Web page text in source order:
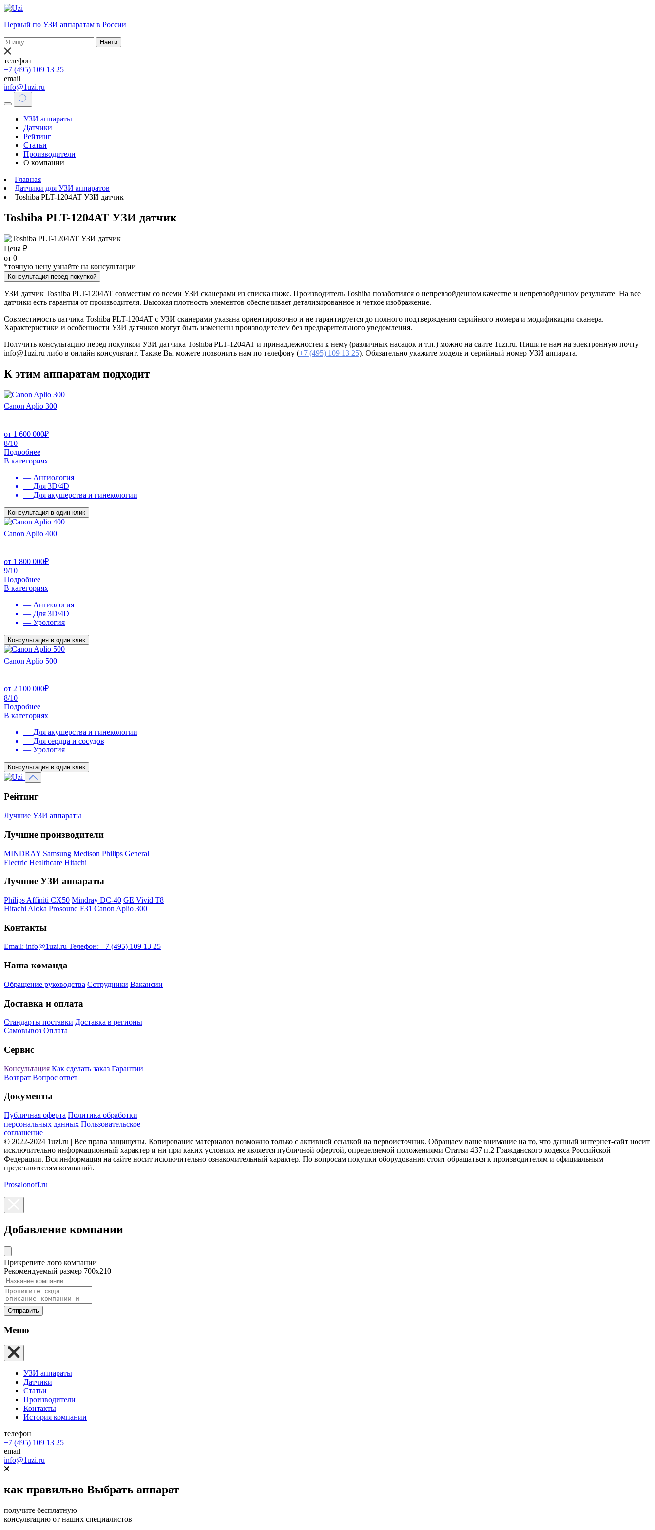
Первый по УЗИ аппаратам в России
Найти
телефон
+7 (495) 109 13 25
email
info@1uzi.ru
УЗИ аппараты
Датчики
Рейтинг
Статьи
Производители
О компании
Главная
Датчики для УЗИ аппаратов
Toshiba PLT-1204AT УЗИ датчик
Toshiba PLT-1204AT УЗИ датчик
Цена ₽
от 0
*точную цену узнайте на консультации
Консультация перед покупкой
УЗИ датчик Toshiba PLT-1204AT совместим со всеми УЗИ сканерами из списка ниже. Производитель Toshiba позаботился о непревзойденном качестве и непревзойденном результате. На все
датчики есть гарантия от производителя. Высокая плотность элементов обеспечивает детализированное и четкое изображение.
Совместимость датчика Toshiba PLT-1204AT с УЗИ сканерами указана ориентировочно и не гарантируется до полного подтверждения серийного номера и модификации сканера.
Характеристики и особенности УЗИ датчиков могут быть изменены производителем без предварительного уведомления.
Получить консультацию перед покупкой УЗИ датчика Toshiba PLT-1204AT и принадлежностей к нему (различных насадок и т.п.) можно на сайте 1uzi.ru. Пишите нам на электронную почту
info@1uzi.ru либо в онлайн консультант. Также Вы можете позвонить нам по телефону (+7 (495) 109 13 25). Обязательно укажите модель и серийный номер УЗИ аппарата.
К этим аппаратам подходит
Canon Aplio 300
от 1 600 000₽
8/10
Подробнее
В категориях
— Ангиология
— Для 3D/4D
— Для акушерства и гинекологии
Консультация в один клик
Canon Aplio 400
от 1 800 000₽
9/10
Подробнее
В категориях
— Ангиология
— Для 3D/4D
— Урология
Консультация в один клик
Canon Aplio 500
от 2 100 000₽
8/10
Подробнее
В категориях
— Для акушерства и гинекологии
— Для сердца и сосудов
— Урология
Консультация в один клик
Рейтинг
Лучшие УЗИ аппараты
Лучшие производители
MINDRAY Samsung Medison Philips General
Electric Healthcare Hitachi
Лучшие УЗИ аппараты
Philips Affiniti CX50 Mindray DC-40 GE Vivid T8
Hitachi Aloka Prosound F31 Canon Aplio 300
Контакты
Email: info@1uzi.ru Телефон: +7 (495) 109 13 25
Наша команда
Обращение руководства Сотрудники Вакансии
Доставка и оплата
Стандарты поставки Доставка в регионы
Самовывоз Оплата
Сервис
Консультация Как сделать заказ Гарантии
Возврат Вопрос ответ
Документы
Публичная оферта Политика обработки
персональных данных Пользовательское
соглашение
© 2022-2024 1uzi.ru | Все права защищены. Копирование материалов возможно только с активной ссылкой на первоисточник. Обращаем ваше внимание на то, что данный интернет-сайт носит
исключительно информационный характер и ни при каких условиях не является публичной офертой, определяемой положениями Статьи 437 п.2 Гражданского кодекса Российской
Федерации. Вся информация на сайте носит исключительно ознакомительный характер. По вопросам покупки оборудования стоит обращаться к производителям и официальным
представителям компаний.
Prosalonoff.ru
Добавление компании
Прикрепите лого компании
Рекомендуемый размер 700х210
Отправить
Меню
УЗИ аппараты
Датчики
Статьи
Производители
Контакты
История компании
телефон
+7 (495) 109 13 25
email
info@1uzi.ru
как правильно Выбрать аппарат
получите бесплатную
консультацию от наших специалистов